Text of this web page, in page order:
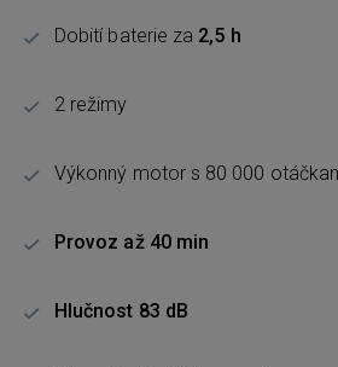
Dobití baterie za 2,5 h
2 režimy
Výkonný motor s 80 000
Provoz až 40 min
Hlučnost 83 dB